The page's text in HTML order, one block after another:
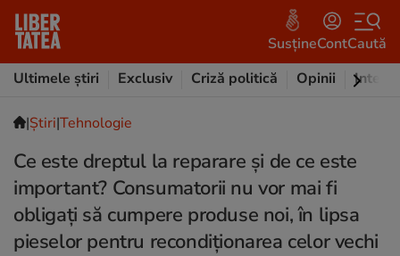
SusțineContCaută
Ultimele știri
Exclusiv Criză politică Opinii
|Ştiri|Tehnologie
Ce este dreptul la reparare și de ce este
important? Consumatorii nu vor mai fi
obligați să cumpere produse noi, în lipsa
pieselor pentru recondiționarea celor vechi